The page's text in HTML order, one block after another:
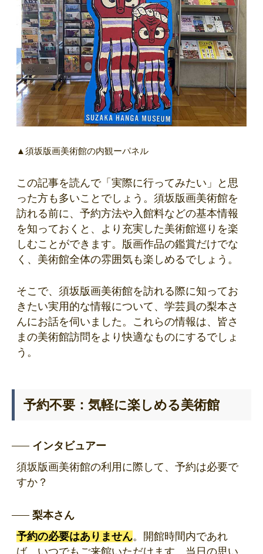
▲須坂版画美術館の内観ーパネル
この記事を読んで「実際に行ってみたい」と思
った方も多いことでしょう。須坂版画美術館を
訪れる前に、予約方法や入館料などの基本情報
を知っておくと、より充実した美術館巡りを楽
しむことができます。版画作品の鑑賞だけでな
く、美術館全体の雰囲気も楽しめるでしょう。
そこで、須坂版画美術館を訪れる際に知ってお
きたい実用的な情報について、学芸員の梨本さ
んにお話を伺いました。これらの情報は、皆さ
まの美術館訪問をより快適なものにするでしょ
う。
予約不要：気軽に楽しめる美術館
インタビュアー
須坂版画美術館の利用に際して、予約は必要で
すか？
梨本さん
予約の必要はありません。開館時間内であれ